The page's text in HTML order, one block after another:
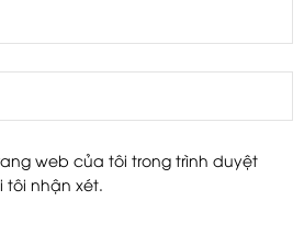
web của tôi trong trình duyệt
tôi nhận xét.